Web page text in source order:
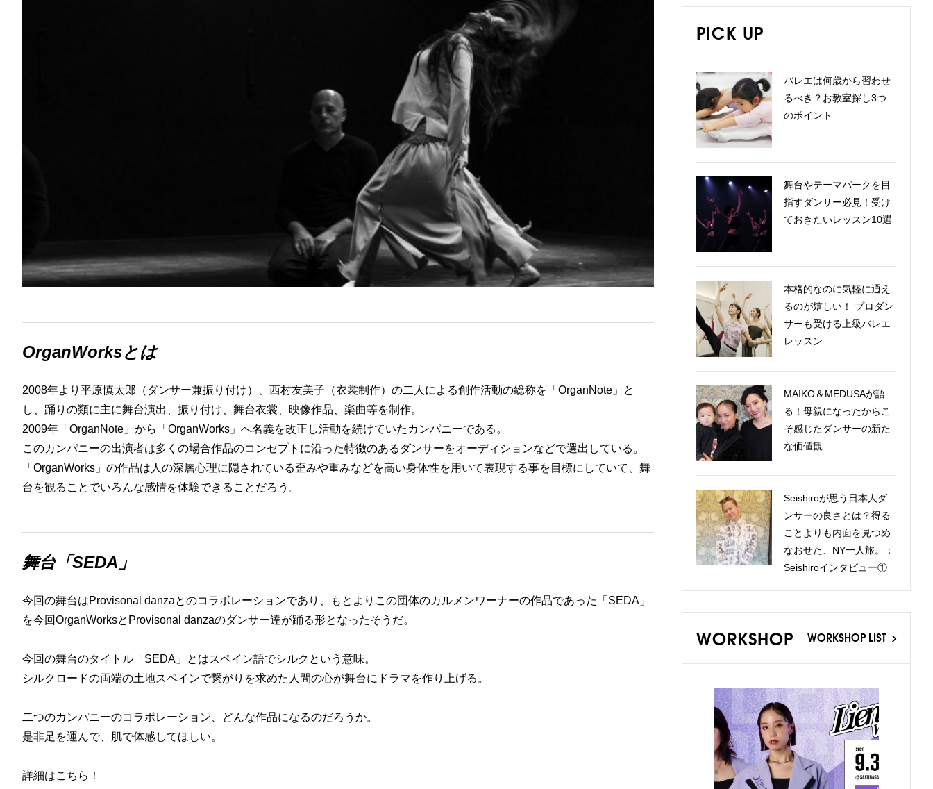
OrganWorksとは
2008年より平原慎太郎（ダンサー兼振り付け）、西村友美子（衣裳制作）の二人による創作活動の総称を「OrganNote」と
し、踊りの類に主に舞台演出、振り付け、舞台衣裳、映像作品、楽曲等を制作。
2009年「OrganNote」から「OrganWorks」へ名義を改正し活動を続けていたカンパニーである。
このカンパニーの出演者は多くの場合作品のコンセプトに沿った特徴のあるダンサーをオーディションなどで選出している。
「OrganWorks」の作品は人の深層心理に隠されている歪みや重みなどを高い身体性を用いて表現する事を目標にしていて、舞
台を観ることでいろんな感情を体験できることだろう。
舞台「SEDA」
今回の舞台はProvisonal danzaとのコラボレーションであり、もとよりこの団体のカルメンワーナーの作品であった「SEDA」
を今回OrganWorksとProvisonal danzaのダンサー達が踊る形となったそうだ。
今回の舞台のタイトル「SEDA」とはスペイン語でシルクという意味。
シルクロードの両端の土地スペインで繋がりを求めた人間の心が舞台にドラマを作り上げる。
二つのカンパニーのコラボレーション、どんな作品になるのだろうか。
是非足を運んで、肌で体感してほしい。
詳細はこちら！
PICK UP
バレエは何歳から習わせ
るべき？お教室探し3つ
のポイント
舞台やテーマパークを目
指すダンサー必見！受け
ておきたいレッスン10選
本格的なのに気軽に通え
るのが嬉しい！ プロダン
サーも受ける上級バレエ
レッスン
MAIKO＆MEDUSAが語
る！母親になったからこ
そ感じたダンサーの新た
な価値観
Seishiroが思う日本人ダ
ンサーの良さとは？得る
ことよりも内面を見つめ
なおせた、NY一人旅。：
Seishiroインタビュー①
WORKSHOP WORKSHOP LIST